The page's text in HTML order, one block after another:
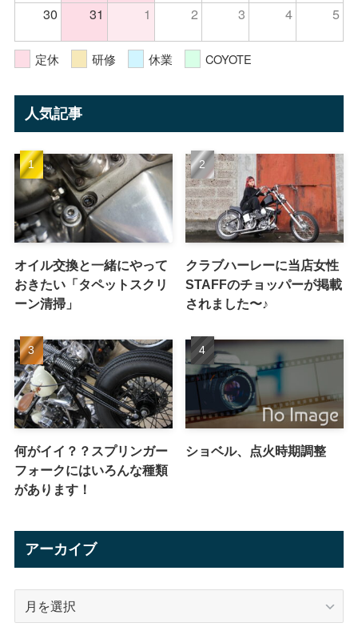
30
31 1 2 3 4 5
定休 研修 休業 COYOTE
人気記事
オイル交換と一緒にやって
おきたい「タペットスクリ
ーン清掃」
クラブハーレーに当店女性
STAFFのチョッパーが掲載
されました〜♪
何がイイ？？スプリンガー
フォークにはいろんな種類
があります！
ショベル、点火時期調整
アーカイブ